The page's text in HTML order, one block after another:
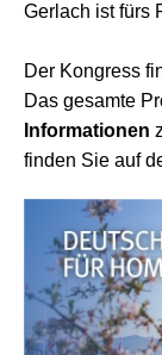
Gerlach ist fürs
Der Kongress
Das gesamte
Informationen
finden Sie auf